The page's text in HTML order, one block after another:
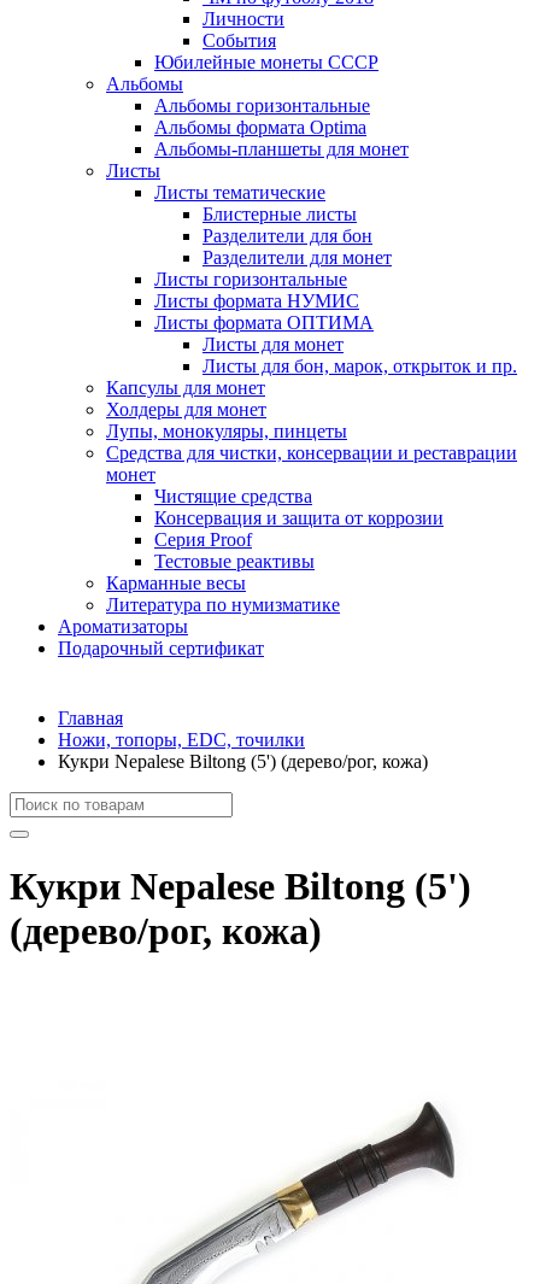
Личности
События
Юбилейные монеты СССР
Альбомы
Альбомы горизонтальные
Альбомы формата Optima
Альбомы-планшеты для монет
Листы
Листы тематические
Блистерные листы
Разделители для бон
Разделители для монет
Листы горизонтальные
Листы формата НУМИС
Листы формата ОПТИМА
Листы для монет
Листы для бон, марок, открыток и пр.
Капсулы для монет
Холдеры для монет
Лупы, монокуляры, пинцеты
Средства для чистки, консервации и реставрации
монет
Чистящие средства
Консервация и защита от коррозии
Серия Proof
Тестовые реактивы
Карманные весы
Литература по нумизматике
Ароматизаторы
Подарочный сертификат
Главная
Ножи, топоры, EDC, точилки
Кукри Nepalese Biltong (5') (дерево/рог, кожа)
Кукри Nepalese Biltong (5')
(дерево/рог, кожа)